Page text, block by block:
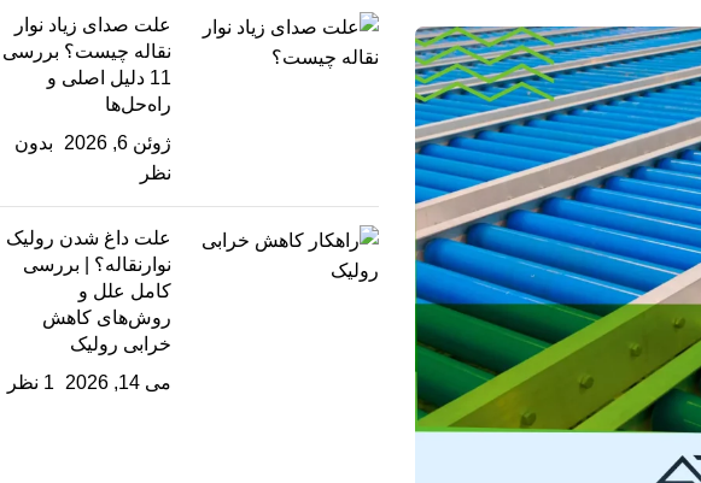
علت صدای زیاد نوار
نقاله چیست؟ بررسی
11 دلیل اصلی و
راه‌حل‌ها
ژوئن 6, 2026
بدون
نظر
علت داغ شدن رولیک
نوارنقاله؟ | بررسی
کامل علل و
روش‌های کاهش
خرابی رولیک
می 14, 2026
1 نظر